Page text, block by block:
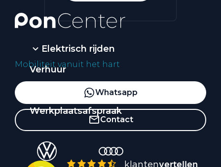
Elektrisch rijden
Verhuur
Vestigingen
Werkplaatsafspraak
Mobiliteit vanuit het hart
Whatsapp
Contact